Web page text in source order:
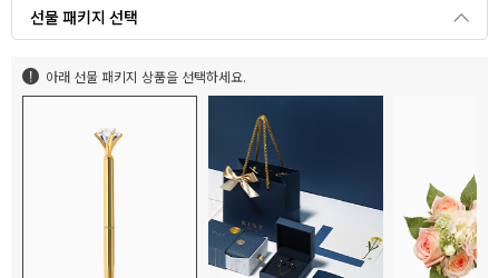
선물 패키지 선택
아래 선물 패키지 상품을 선택하세요.